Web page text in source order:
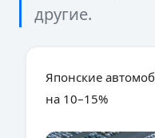
другие.
Японские
на 10–15%